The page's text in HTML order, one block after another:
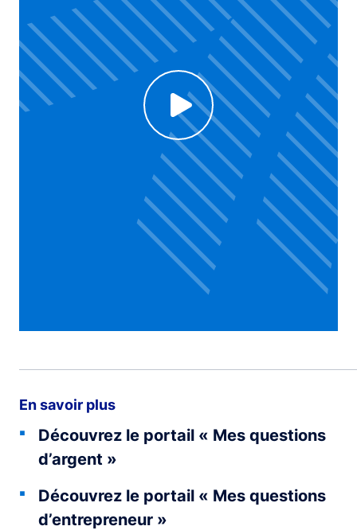
Voir la vidéo
Click to enable Youtube cookies and see content
En savoir plus
Découvrez le portail « Mes questions
d’argent »
Découvrez le portail « Mes questions
d’entrepreneur »